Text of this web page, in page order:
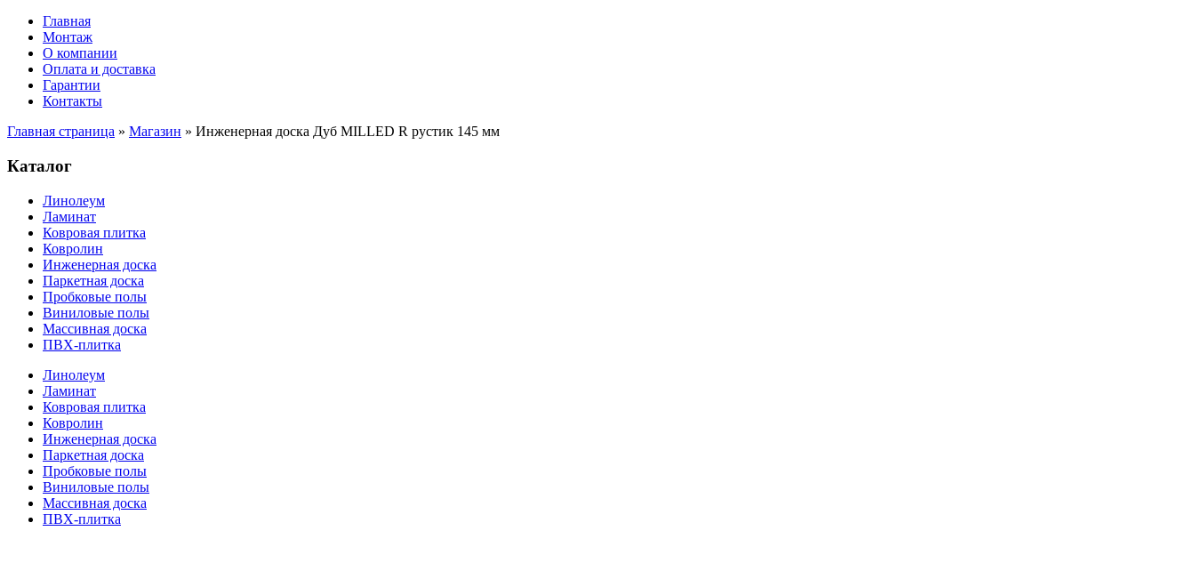
Главная
Монтаж
О компании
Оплата и доставка
Гарантии
Контакты
Главная страница » Магазин » Инженерная доска Дуб MILLED R рустик 145 мм
Каталог
Линолеум
Ламинат
Ковровая плитка
Ковролин
Инженерная доска
Паркетная доска
Пробковые полы
Виниловые полы
Массивная доска
ПВХ-плитка
Линолеум
Ламинат
Ковровая плитка
Ковролин
Инженерная доска
Паркетная доска
Пробковые полы
Виниловые полы
Массивная доска
ПВХ-плитка